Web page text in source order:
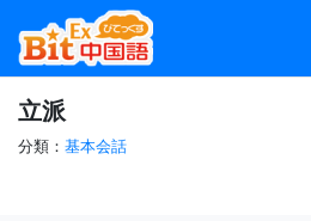
立派
分類： 基本会話